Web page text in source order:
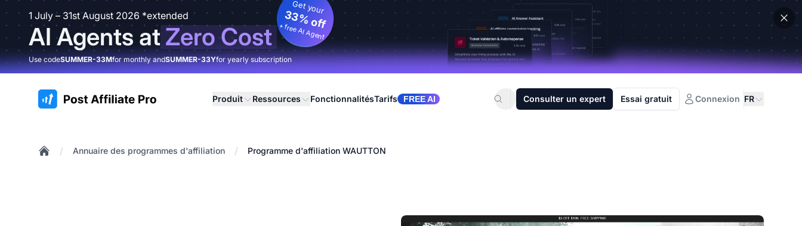
1 July – 31st August 2026 *extended
AI Agents atZero Cost
Get your
33% off
+ free AI Agent
Use codeSUMMER-33Mfor monthly andSUMMER-33Yfor yearly subscription
:site.title Produit Ressources FonctionnalitésTarifs FREE AI Consulter un expert Essai gratuit Connexion FR
/ Annuaire des programmes d'affiliation / Programme d'affiliation WAUTTON